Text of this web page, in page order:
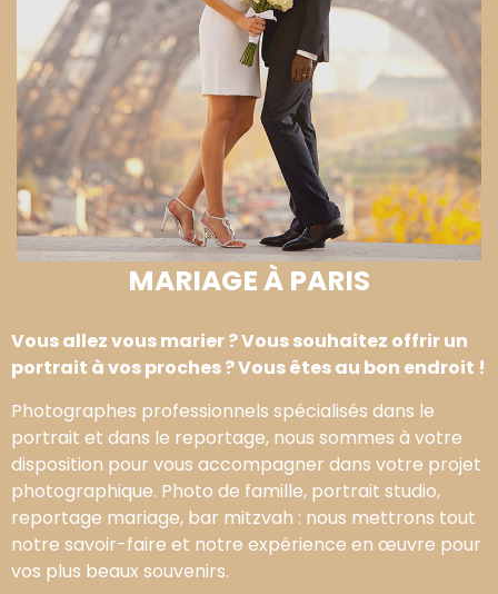
MARIAGE À PARIS
Vous allez vous marier ? Vous souhaitez offrir un
portrait à vos proches ? Vous êtes au bon endroit !
Photographes professionnels spécialisés dans le
portrait et dans le reportage, nous sommes à votre
disposition pour vous accompagner dans votre projet
photographique. Photo de famille, portrait studio,
reportage mariage, bar mitzvah : nous mettrons tout
notre savoir-faire et notre expérience en œuvre pour
vos plus beaux souvenirs.